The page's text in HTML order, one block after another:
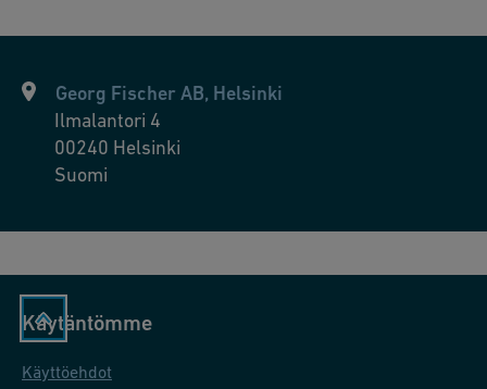
Georg Fischer AB, Helsinki
Ilmalantori 4
00240 Helsinki
Suomi
Käytäntömme
Käyttöehdot